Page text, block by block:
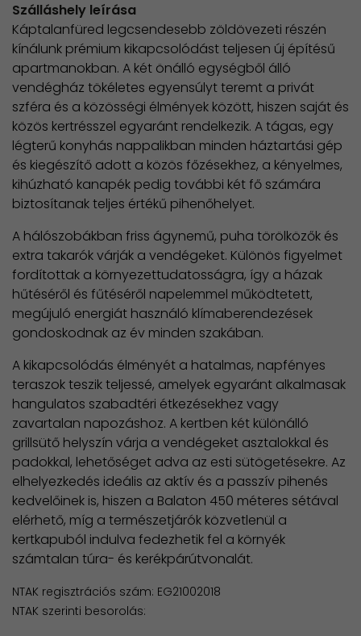
Szálláshely leírása
Káptalanfüred legcsendesebb zöldövezeti részén
kínálunk prémium kikapcsolódást teljesen új építésű
apartmanokban. A két önálló egységből álló
vendégház tökéletes egyensúlyt teremt a privát
szféra és a közösségi élmények között, hiszen saját és
közös kertrésszel egyaránt rendelkezik. A tágas, egy
légterű konyhás nappalikban minden háztartási gép
és kiegészítő adott a közös főzésekhez, a kényelmes,
kihúzható kanapék pedig további két fő számára
biztosítanak teljes értékű pihenőhelyet.
A hálószobákban friss ágynemű, puha törölközők és
extra takarók várják a vendégeket. Különös figyelmet
fordítottak a környezettudatosságra, így a házak
hűtéséről és fűtéséről napelemmel működtetett,
megújuló energiát használó klímaberendezések
gondoskodnak az év minden szakában.
A kikapcsolódás élményét a hatalmas, napfényes
teraszok teszik teljessé, amelyek egyaránt alkalmasak
hangulatos szabadtéri étkezésekhez vagy
zavartalan napozáshoz. A kertben két különálló
grillsütő helyszín várja a vendégeket asztalokkal és
padokkal, lehetőséget adva az esti sütögetésekre. Az
elhelyezkedés ideális az aktív és a passzív pihenés
kedvelőinek is, hiszen a Balaton 450 méteres sétával
elérhető, míg a természetjárók közvetlenül a
kertkapuból indulva fedezhetik fel a környék
számtalan túra- és kerékpárútvonalát.
NTAK regisztrációs szám: EG21002018
NTAK szerinti besorolás: